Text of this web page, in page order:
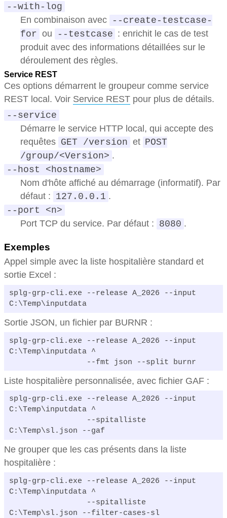
--with-log
En combinaison avec
--create-testcase-
for ou --testcase : enrichit le cas de test
produit avec des informations détaillées sur le
déroulement des règles.
Service REST
Ces options démarrent le groupeur comme service
REST local. Voir Service REST pour plus de détails.
--service
Démarre le service HTTP local, qui accepte des
requêtes GET /version et POST
/group/<Version> .
--host <hostname>
Nom d'hôte affiché au démarrage (informatif). Par
défaut : 127.0.0.1 .
--port <n>
Port TCP du service. Par défaut : 8080 .
Exemples
Appel simple avec la liste hospitalière standard et
sortie Excel :
splg-grp-cli.exe --release A_2026 --input
C:\Temp\inputdata
Sortie JSON, un fichier par BURNR :
splg-grp-cli.exe --release A_2026 --input
C:\Temp\inputdata ^
                 --fmt json --split burnr
Liste hospitalière personnalisée, avec fichier GAF :
splg-grp-cli.exe --release A_2026 --input
C:\Temp\inputdata ^
C:\Temp\sl.json --gaf
Ne grouper que les cas présents dans la liste
hospitalière :
splg-grp-cli.exe --release A_2026 --input
C:\Temp\inputdata ^
C:\Temp\sl.json --filter-cases-sl